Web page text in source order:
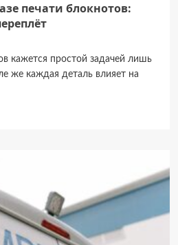
печати блокнотов:
кажется простой задачей лишь
же каждая деталь влияет на